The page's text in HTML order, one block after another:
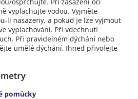
vyplachujte vodou. Vyjměte
li nasazeny, a pokud je lze vyjmout
vyplachování. Při vdechnutí
Při pravidelném dýchání nebo
umělé dýchání. Ihned přivolejte
pomůcky